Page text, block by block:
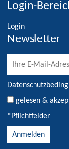
Login-
Login
Newsletter
gelesen &
*Pflichtfelder